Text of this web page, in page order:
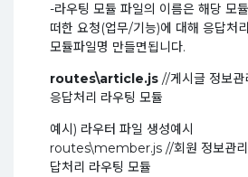
-라우팅 모듈 파일의 이름은 해당 모
떠한 요청(업무/기능)에 대해 응답처
모듈파일명 만들면됩니다.
routes\article.js //게시글 정보관
응답처리 라우팅 모듈
예시) 라우터 파일 생성예시
routes\member.js //회원 정보관리
답처리 라우팅 모듈